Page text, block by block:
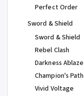
Perfect Order
Sword & Shield
Sword & Shield
Rebel Clash
Darkness Ablaze
Champion's Path
Vivid Voltage